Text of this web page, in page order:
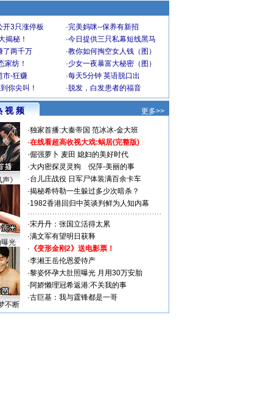
开3只涨停板 ·完美妈咪--保养有新招
揭秘！ ·今日提供三只私幕短线黑马
了两千万 ·教你如何掏空女人钱（图）
家纺！ ·少女一夜暴富大秘密（图）
市-狂赚 ·每天5分钟 英语脱口出
你尖叫！ · 脱发，白发患者的福音
视 频 更多>>
》
光
不断
·独家首播:大秦帝国 范冰冰-金大班
·在线看超高收视大戏:蜗居(完整版)
·倔强萝卜 麦田 媳妇的美好时代
·大内密探灵灵狗
倪萍-美丽的事
·台儿庄战役 日军尸体装满百余卡车
·揭秘希特勒一生躲过多少次暗杀？
·1982香港回归中英谈判鲜为人知内幕
·宋丹丹：张国立活得太累
·满文军有望明日获释
· 《变形金刚2》送电影票！
·李湘王岳伦恩爱待产
·黎姿怀孕大肚照曝光 月用30万安胎
·阿娇懒理冠希返港:不关我的事
·古巨基：我与霆锋都是一哥